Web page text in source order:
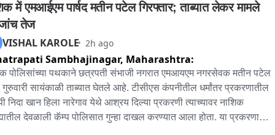
दौऱ्यात मध्ये नेमक्या कोण कोणत्या कार्यक्रमाचे आयोजन केले आहे त्यावर एक
अडीच वाजता मुख्यमंत्र्यांच्या हस्ते पोलीस कर्मचाऱ्यांच्या अपार्टमेंटचे उद्घाटन
आहे
2 वाजून 45 मिनिटांनी मुख्यमंत्री छत्रपती प्रमिला राजे शासकीय रुग्णालयाच्या
सेवांचे लोकार्पण करणार आहेत।
में एमआईएम पार्षद मतीन पटेल गिरफ्तार; ताब्यात लेकर मामले
तेज
VISHAL KAROLE 2h ago
Sambhajinagar, Maharashtra:
पोलिसांच्या पथकाने छत्रपती संभाजी नगरात एमआयएम नगरसेवक मतीन पटेल
गुरुवारी सायंकाळी ताब्यात घेतले आहे. टीसीएस कंपनीतील धर्मांतर प्रकरणातील
निदा खान हिला नारेगाव येथे आश्रय दिल्या प्रकरणी त्याच्यावर नाशिक
देवळाली कॅम्प पोलिसात गुन्हा दाखल करण्यात आला होता. या प्रकरणात